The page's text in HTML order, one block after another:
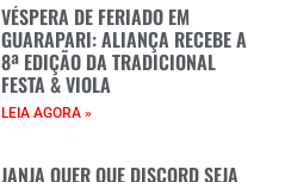
VÉSPERA DE FERIADO EM
GUARAPARI: ALIANÇA RECEBE A
8ª EDIÇÃO DA TRADICIONAL
FESTA & VIOLA
LEIA AGORA »
JANJA QUER QUE DISCORD SEJA